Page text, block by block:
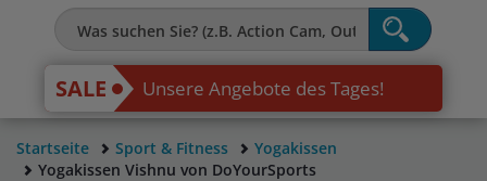
SALE Unsere Angebote des Tages!
Startseite Sport & Fitness
Yogakissen
Yogakissen Vishnu von DoYourSports